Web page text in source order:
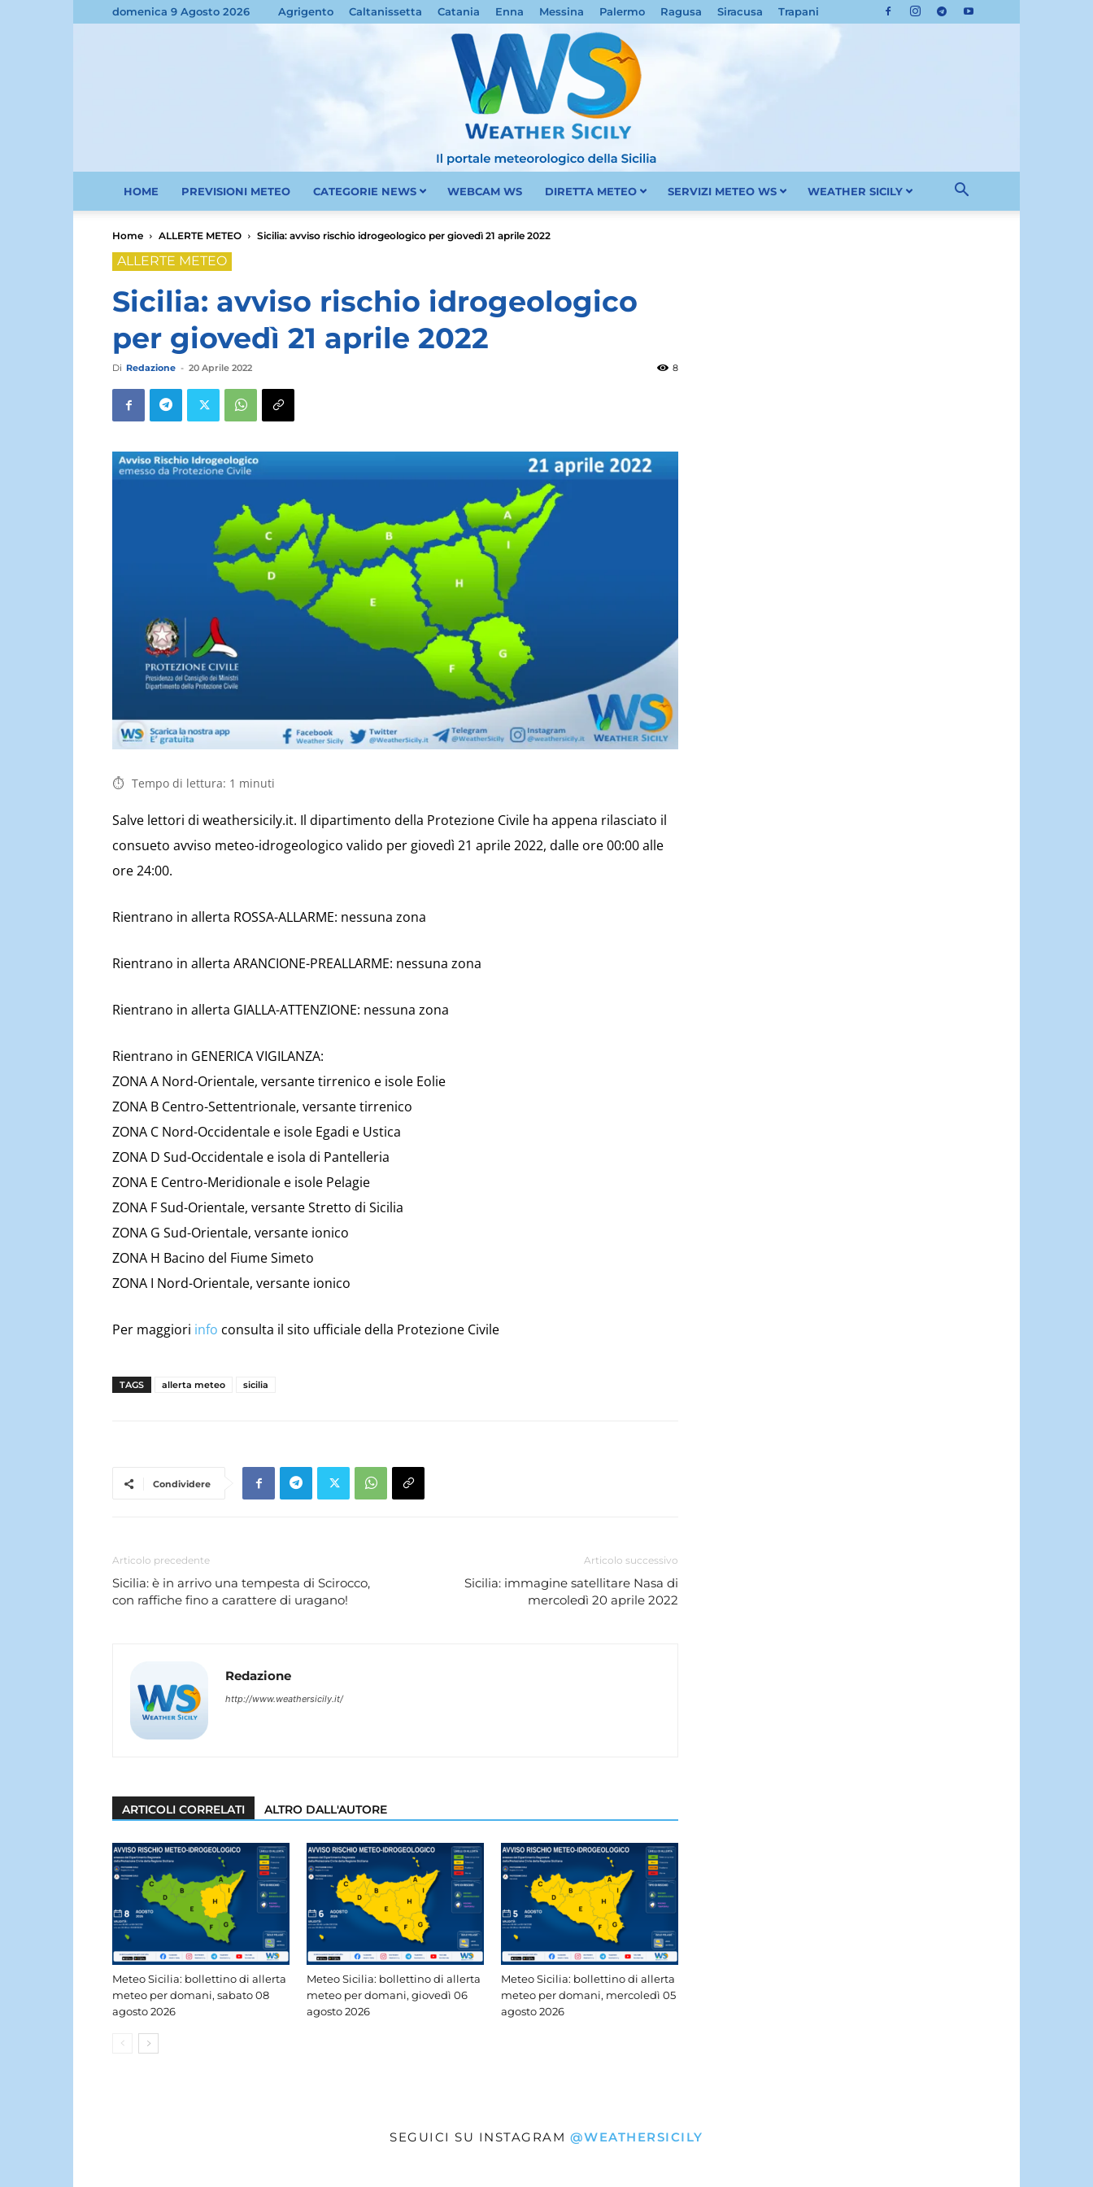
domenica 9 Agosto 2026 Agrigento Caltanissetta Catania Enna Messina Palermo Ragusa Siracusa Trapani
HOME PREVISIONI METEO CATEGORIE NEWS WEBCAM WS DIRETTA METEO SERVIZI METEO WS WEATHER SICILY
Home ALLERTE METEO Sicilia: avviso rischio idrogeologico per giovedì 21 aprile 2022
ALLERTE METEO
Sicilia: avviso rischio idrogeologico
per giovedì 21 aprile 2022
Di Redazione - 20 Aprile 2022 8
Tempo di lettura: 1 minuti
Salve lettori di weathersicily.it. Il dipartimento della Protezione Civile ha appena rilasciato il
consueto avviso meteo-idrogeologico valido per giovedì 21 aprile 2022, dalle ore 00:00 alle
ore 24:00.
Rientrano in allerta ROSSA-ALLARME: nessuna zona
Rientrano in allerta ARANCIONE-PREALLARME: nessuna zona
Rientrano in allerta GIALLA-ATTENZIONE: nessuna zona
Rientrano in GENERICA VIGILANZA:
ZONA A Nord-Orientale, versante tirrenico e isole Eolie
ZONA B Centro-Settentrionale, versante tirrenico
ZONA C Nord-Occidentale e isole Egadi e Ustica
ZONA D Sud-Occidentale e isola di Pantelleria
ZONA E Centro-Meridionale e isole Pelagie
ZONA F Sud-Orientale, versante Stretto di Sicilia
ZONA G Sud-Orientale, versante ionico
ZONA H Bacino del Fiume Simeto
ZONA I Nord-Orientale, versante ionico
Per maggiori info consulta il sito ufficiale della Protezione Civile
TAGS allerta meteo sicilia
Condividere
Articolo precedente
Sicilia: è in arrivo una tempesta di Scirocco,
con raffiche fino a carattere di uragano!
Articolo successivo
Sicilia: immagine satellitare Nasa di
mercoledì 20 aprile 2022
Redazione
http://www.weathersicily.it/
ARTICOLI CORRELATI ALTRO DALL'AUTORE
Meteo Sicilia: bollettino di allerta
meteo per domani, sabato 08
agosto 2026
Meteo Sicilia: bollettino di allerta
meteo per domani, giovedì 06
agosto 2026
Meteo Sicilia: bollettino di allerta
meteo per domani, mercoledì 05
agosto 2026
SEGUICI SU INSTAGRAM @WEATHERSICILY